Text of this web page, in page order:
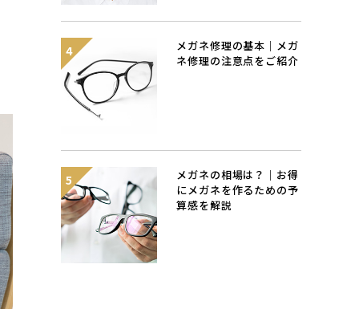
メガネ修理の基本｜メガ
ネ修理の注意点をご紹介
メガネの相場は？｜お得
にメガネを作るための予
算感を解説